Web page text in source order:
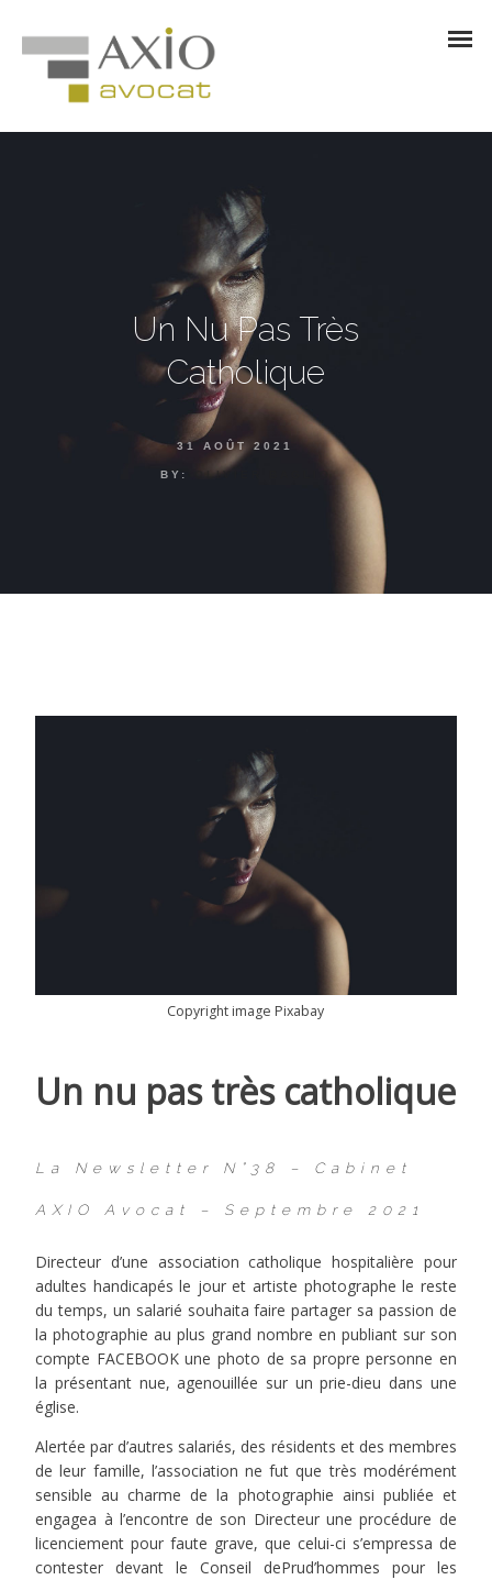
Un Nu Pas Très
Catholique
31 AOÛT 2021
BY: OLIVIER BAGLIO
Copyright image Pixabay
Un nu pas très catholique
La Newsletter N°38 – Cabinet
AXIO Avocat – Septembre 2021
Directeur d’une association catholique hospitalière pour
adultes handicapés le jour et artiste photographe le reste
du temps, un salarié souhaita faire partager sa passion de
la photographie au plus grand nombre en publiant sur son
compte FACEBOOKune photo de sa propre personne en
la présentant nue, agenouillée sur un prie-dieu dans une
église.
Alertée par d’autres salariés, des résidents et des membres
de leur famille, l’association ne fut que très modérément
sensible au charme de la photographie ainsi publiée et
engagea à l’encontre de son Directeur une procédure de
licenciement pour faute grave, que celui-ci s’empressa de
contester devant le Conseil dePrud’hommes pour les